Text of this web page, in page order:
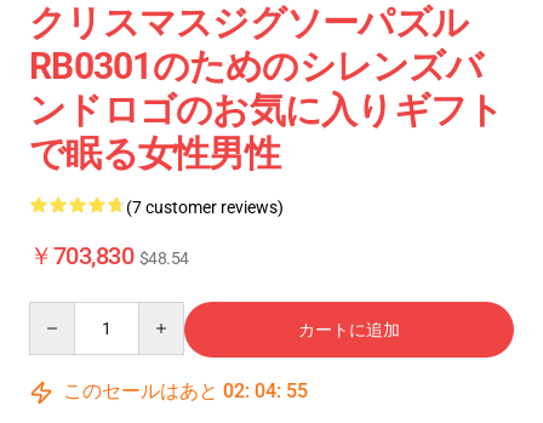
クリスマスジグソーパズル
RB0301のためのシレンズバ
ンドロゴのお気に入りギフト
で眠る女性男性
(7 customer reviews)
￥703,830 $48.54
カートに追加
このセールはあと 02: 04: 54